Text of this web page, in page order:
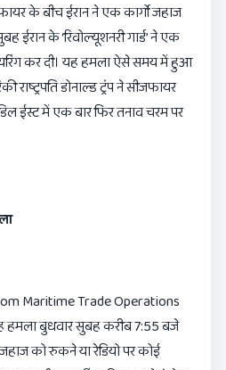
के बीच ईरान ने एक कार्गो जहाज
ईरान के ‘रिवोल्यूशनरी गार्ड’ ने एक
कर दी। यह हमला ऐसे समय में हुआ
डोनाल्ड ट्रंप ने सीजफायर
ईस्ट में एक बार फिर तनाव चरम पर
Maritime Trade Operations
हमला बुधवार सुबह करीब 7:55 बजे
को रुकने या रेडियो पर कोई